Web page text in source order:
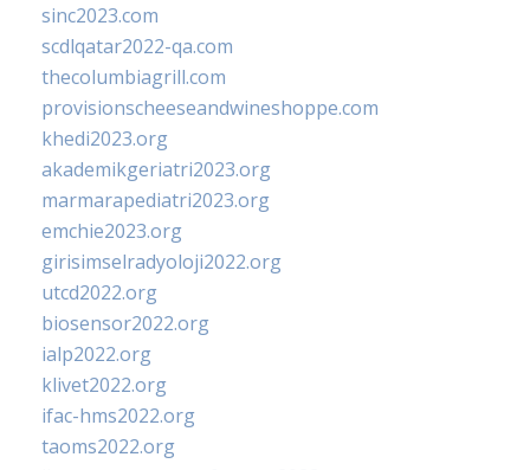
sinc2023.com
scdlqatar2022-qa.com
thecolumbiagrill.com
provisionscheeseandwineshoppe.com
khedi2023.org
akademikgeriatri2023.org
marmarapediatri2023.org
emchie2023.org
girisimselradyoloji2022.org
utcd2022.org
biosensor2022.org
ialp2022.org
klivet2022.org
ifac-hms2022.org
taoms2022.org